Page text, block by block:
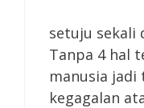
setuju sekali
Tanpa 4 hal
manusia jadi
kegagalan